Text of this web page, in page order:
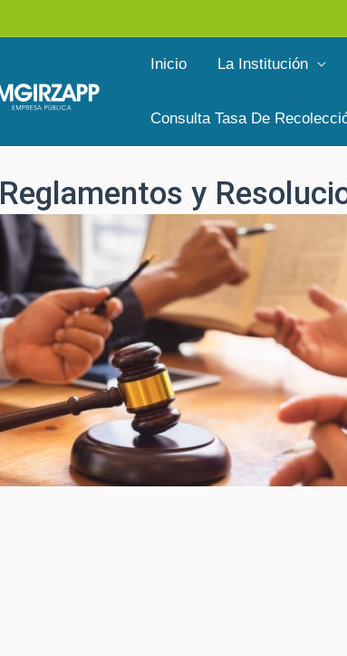
Inicio La Institución
Consulta Tasa De
Reglamentos y